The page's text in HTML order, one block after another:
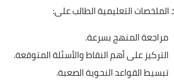
الملخصات التعليمية الطالب على:
مراجعة المنهج بسرعة.
التركيز على أهم النقاط والأسئلة المتوقعة.
تبسيط القواعد النحوية الصعبة.